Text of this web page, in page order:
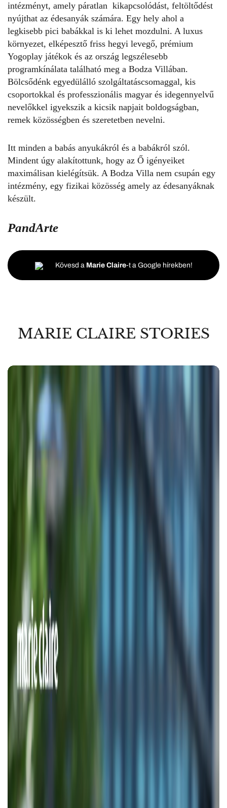
intézményt, amely páratlan kikapcsolódást, feltöltődést
nyújthat az édesanyák számára. Egy hely ahol a
legkisebb pici babákkal is ki lehet mozdulni. A luxus
környezet, elképesztő friss hegyi levegő, prémium
Yogoplay játékok és az ország legszélesebb
programkínálata található meg a Bodza Villában.
Bölcsődénk egyedülálló szolgáltatáscsomaggal, kis
csoportokkal és professzionális magyar és idegennyelvű
nevelőkkel igyekszik a kicsik napjait boldogságban,
remek közösségben és szeretetben nevelni.
Itt minden a babás anyukákról és a babákról szól.
Mindent úgy alakítottunk, hogy az Ő igényeiket
maximálisan kielégítsük. A Bodza Villa nem csupán egy
intézmény, egy fizikai közösség amely az édesanyáknak
készült.
PandArte
Kövesd a Marie Claire-t a Google hírekben!
MARIE CLAIRE STORIES